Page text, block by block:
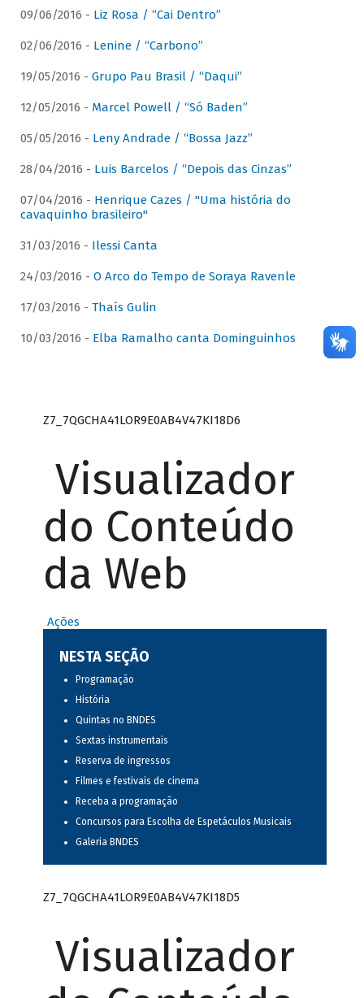
09/06/2016 - Liz Rosa / “Cai Dentro”
02/06/2016 - Lenine / “Carbono”
19/05/2016 - Grupo Pau Brasil / “Daqui”
12/05/2016 - Marcel Powell / “Só Baden”
05/05/2016 - Leny Andrade / “Bossa Jazz”
28/04/2016 - Luis Barcelos / “Depois das Cinzas”
07/04/2016 - Henrique Cazes / "Uma história do
cavaquinho brasileiro"
31/03/2016 - Ilessi Canta
24/03/2016 - O Arco do Tempo de Soraya Ravenle
17/03/2016 - Thaís Gulin
10/03/2016 - Elba Ramalho canta Dominguinhos
Z7_7QGCHA41LOR9E0AB4V47KI18D6
Visualizador
do Conteúdo
da Web
Ações
NESTA SEÇÃO
Programação
História
Quintas no BNDES
Sextas instrumentais
Reserva de ingressos
Filmes e festivais de cinema
Receba a programação
Concursos para Escolha de Espetáculos Musicais
Galeria BNDES
Z7_7QGCHA41LOR9E0AB4V47KI18D5
Visualizador